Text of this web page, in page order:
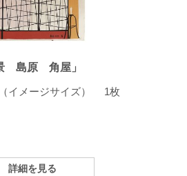
島原 角屋」
メージサイズ） 1枚
詳細を見る